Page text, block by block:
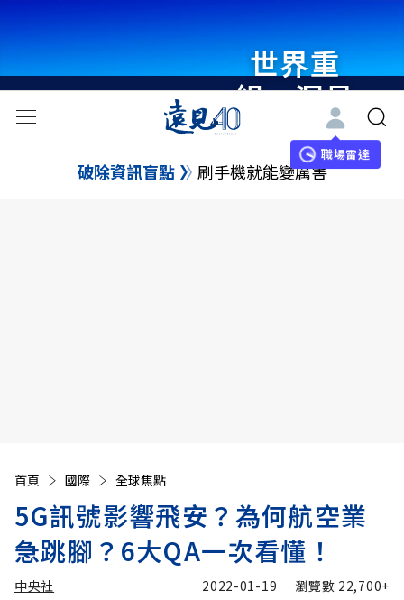
世界重
組・洞見
未來 與
世界領袖
職場雷達
破除資訊盲點 刷手機就能變厲害
首頁 國際 全球焦點
5G訊號影響飛安？為何航空業
急跳腳？6大QA一次看懂！
中央社 2022-01-19 瀏覽數 22,700+